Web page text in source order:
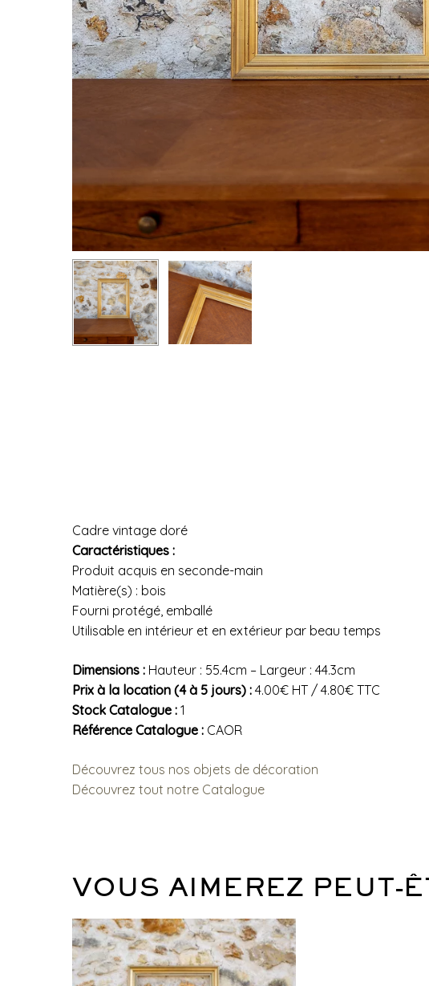
Cadre vintage doré
Caractéristiques :
Produit acquis en seconde-main
Matière(s) : bois
Fourni protégé, emballé
Utilisable en intérieur et en extérieur par beau temps
Dimensions : Hauteur : 55.4cm – Largeur : 44.3cm
Prix à la location (4 à 5 jours) : 4.00€ HT / 4.80€ TTC
Stock Catalogue : 1
Référence Catalogue : CAOR
Découvrez tous nos objets de décoration
Découvrez tout notre Catalogue
VOUS AIMEREZ PEUT-